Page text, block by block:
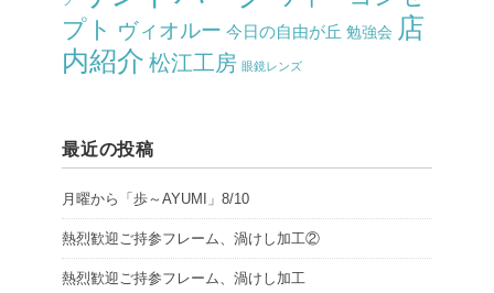
プト ヴィオルー 今日の自由が丘 勉強会 店
内紹介 松江工房 眼鏡レンズ
最近の投稿
月曜から「歩～AYUMI」8/10
熱烈歓迎ご持参フレーム、渦けし加工②
熱烈歓迎ご持参フレーム、渦けし加工